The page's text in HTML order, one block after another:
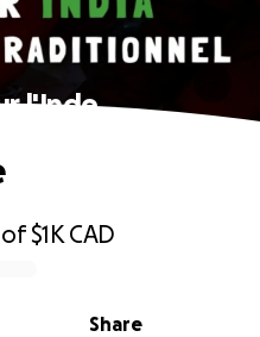
l'Inde
of$1K CAD
Share